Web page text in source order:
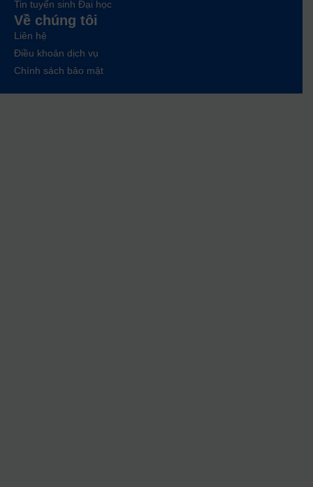
Tin tuyển sinh Đại học
Về chúng tôi
Liên hệ
Điều khoản dịch vụ
Chính sách bảo mật